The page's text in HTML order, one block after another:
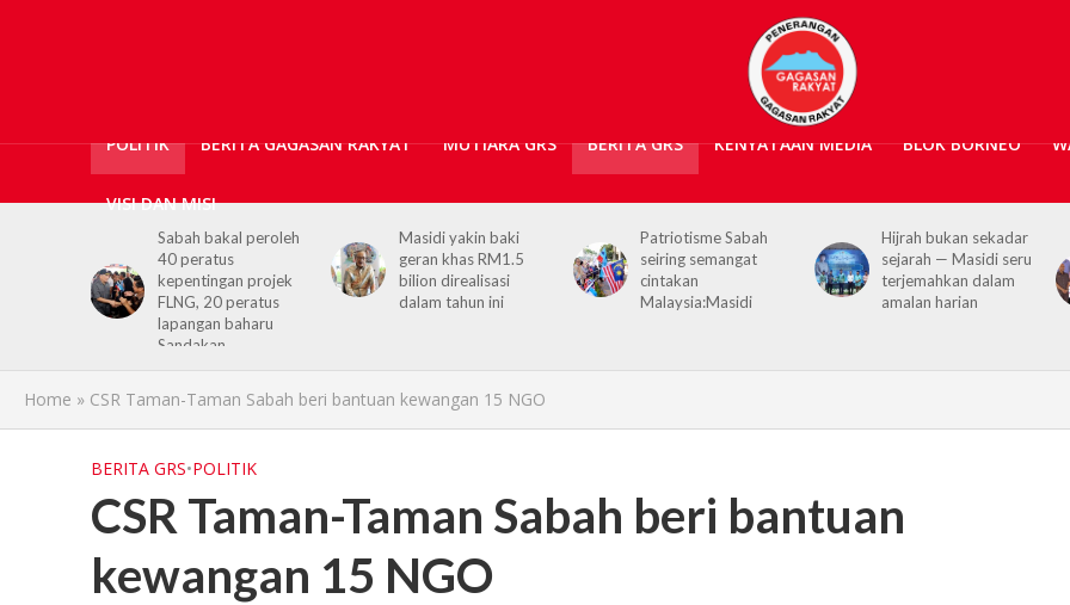
POLITIK BERITA GAGASAN RAKYAT MUTIARA GRS BERITA GRS KENYATAAN MEDIA BLOK BORNEO
VISI DAN MISI
Sabah bakal peroleh
40 peratus
kepentingan projek
FLNG, 20 peratus
lapangan baharu
Sandakan
Masidi yakin baki
geran khas RM1.5
bilion direalisasi
dalam tahun ini
Patriotisme Sabah
seiring semangat
cintakan
Malaysia:Masidi
Hijrah bukan sekadar
sejarah — Masidi seru
terjemahkan dalam
amalan harian
Home » CSR Taman-Taman Sabah beri bantuan kewangan 15 NGO
BERITA GRS•POLITIK
CSR Taman-Taman Sabah beri bantuan
kewangan 15 NGO